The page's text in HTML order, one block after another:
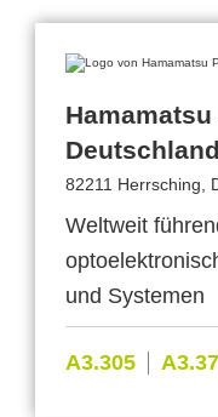
82211 Herrsching,
Weltweit
und Systemen
A3.305